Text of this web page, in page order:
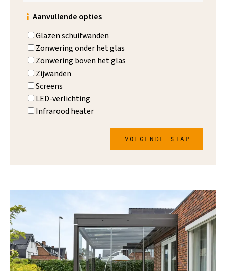
Aanvullende opties
Glazen schuifwanden
Zonwering onder het glas
Zonwering boven het glas
Zijwanden
Screens
LED-verlichting
Infrarood heater
volgende stap